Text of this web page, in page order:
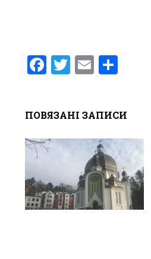
F
b
o
o
k
T
er
E
e
ПОВЯЗАНІ ЗАПИСИ